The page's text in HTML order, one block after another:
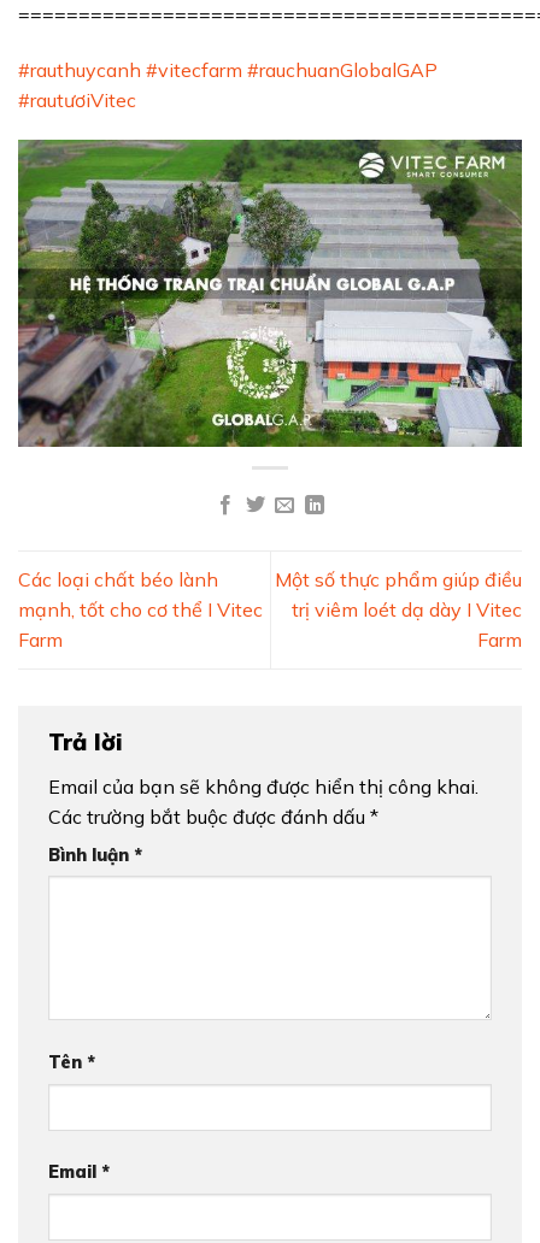
#rauthuycanh #vitecfarm #rauchuanGlobalGAP
#rautươiVitec
Các loại chất béo lành
mạnh, tốt cho cơ thể I Vitec
Farm
Một số thực phẩm giúp điều
trị viêm loét dạ dày I Vitec
Farm
Trả lời
Email của bạn sẽ không được hiển thị công khai.
Các trường bắt buộc được đánh dấu *
Bình luận *
Tên *
Email *